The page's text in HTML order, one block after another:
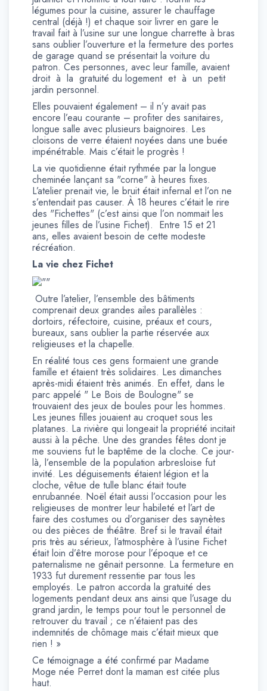
légumes pour la cuisine, assurer le chauffage
central (déjà !) et chaque soir livrer en gare le
travail fait à l’usine sur une longue charrette à bras
sans oublier l’ouverture et la fermeture des portes
de garage quand se présentait la voiture du
patron. Ces personnes, avec leur famille, avaient
droit à la gratuité du logement et à un petit
jardin personnel.
Elles pouvaient également – il n’y avait pas
encore l’eau courante – profiter des sanitaires,
longue salle avec plusieurs baignoires. Les
cloisons de verre étaient noyées dans une buée
impénétrable. Mais c’était le progrès !
La vie quotidienne était rythmée par la longue
cheminée lançant sa "corne" à heures fixes.
L’atelier prenait vie, le bruit était infernal et l’on ne
s’entendait pas causer. À 18 heures c’était le rire
des "Fichettes" (c’est ainsi que l’on nommait les
jeunes filles de l’usine Fichet). Entre 15 et 21
ans, elles avaient besoin de cette modeste
récréation.
La vie chez Fichet
Outre l’atelier, l’ensemble des bâtiments
comprenait deux grandes ailes parallèles :
dortoirs, réfectoire, cuisine, préaux et cours,
bureaux, sans oublier la partie réservée aux
religieuses et la chapelle.
En réalité tous ces gens formaient une grande
famille et étaient très solidaires. Les dimanches
après-midi étaient très animés. En effet, dans le
parc appelé " Le Bois de Boulogne" se
trouvaient des jeux de boules pour les hommes.
Les jeunes filles jouaient au croquet sous les
platanes. La rivière qui longeait la propriété incitait
aussi à la pêche. Une des grandes fêtes dont je
me souviens fut le baptême de la cloche. Ce jour-
là, l’ensemble de la population arbresloise fut
invité. Les déguisements étaient légion et la
cloche, vêtue de tulle blanc était toute
enrubannée. Noël était aussi l’occasion pour les
religieuses de montrer leur habileté et l’art de
faire des costumes ou d’organiser des saynètes
ou des pièces de théâtre. Bref si le travail était
pris très au sérieux, l’atmosphère à l’usine Fichet
était loin d’être morose pour l’époque et ce
paternalisme ne gênait personne. La fermeture en
1933 fut durement ressentie par tous les
employés. Le patron accorda la gratuité des
logements pendant deux ans ainsi que l’usage du
grand jardin, le temps pour tout le personnel de
retrouver du travail ; ce n’étaient pas des
indemnités de chômage mais c’était mieux que
rien ! »
Ce témoignage a été confirmé par Madame
Moge née Perret dont la maman est citée plus
haut.